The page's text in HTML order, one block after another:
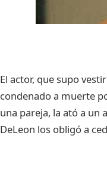
El actor, quesupovestir
condenadoa muerte
una pareja, la atóa un
DeLeon los obligóa